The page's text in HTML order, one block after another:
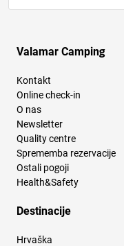
Valamar Camping
Kontakt
Online check-in
O nas
Newsletter
Quality centre
Sprememba rezervacije
Ostali pogoji
Health&Safety
Destinacije
Hrvaška